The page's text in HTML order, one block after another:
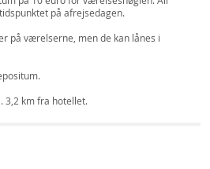
på afrejsedagen.
på værelserne, men de kan lånes i
3,2 km fra hotellet.